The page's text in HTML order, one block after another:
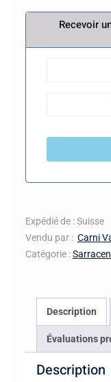
Recevoir
Expédié de : Suisse
Vendu par : Carni
Catégorie :
Description
Évaluations
Description